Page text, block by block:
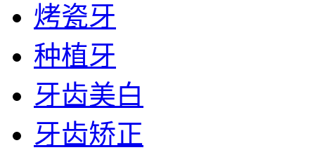
烤瓷牙
种植牙
牙齿美白
牙齿矫正